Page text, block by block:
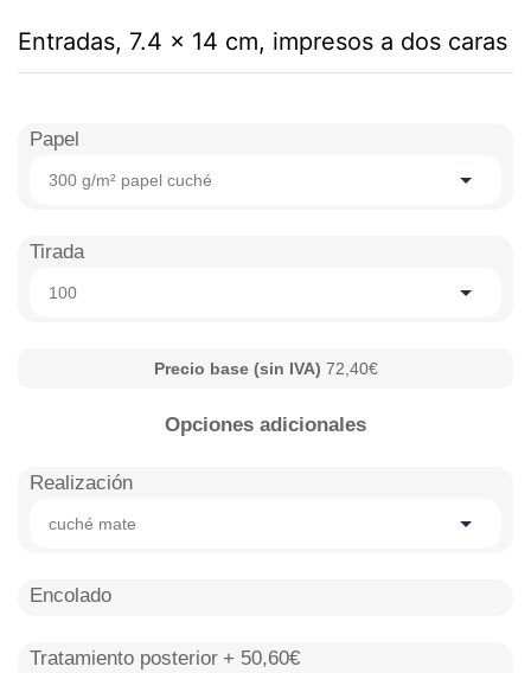
Entradas, 7.4 x 14 cm, impresos a dos caras
Papel
300 g/m² papel cuché
Tirada
100
Precio base (sin IVA) 72,40€
Opciones adicionales
Realización
cuché mate
Encolado
Tratamiento posterior + 50,60€